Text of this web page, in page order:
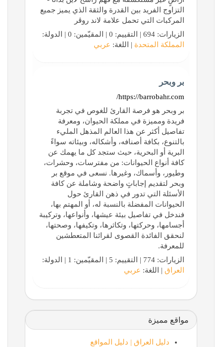
التزاوج الفريد بين القدرة والثقة الذي يميز جميع
المركبات التي تحمل علامة لاند روڤر
الزيارات: 694 | التقييم: 0 | المقيّمين: 0 | الدولة:
المملكة المتحدة | اللغة: عربي
بر وبحر
https://barrobahr.com/
بر وبحر هو فرصة القارئ للغوص في تجربة
فريدة ومميزة في مملكة الحيوان، ومعرفة
تفاصيل أكثر عن هذا العالم المذهل المليء
بالتنوع، بكافة أصنافه، وأشكاله، وبيئاته سواءً
البرية أو البحرية، حيث ستجد كل ما يهمك عن
كافة أنواع الحيوانات: من مفترسات، وحشرات،
وطيور، وأسماك، وغيرها. نسعى في موقع بر
وبحر لتقديم إجاباتٍ واضحة وشاملة عن كافة
الأسئلة التي تدور في ذهن القارئ حول
الحيوانات المفضلة بالنسبة له، أو المهتم بها،
فندخل في تفاصيل بيئة عيشها، وأنواعها، وتركيبة
أجسامها، وحركتها، وتكاثرها، وتكيفها، وصحتها،
لنحقق الفائدة القصوى لقرائنا المتعطشين
للمعرفة.
الزيارات: 774 | التقييم: 5 | المقيّمين: 1 | الدولة:
العراق | اللغة: عربي
مواقع مميزة
دليل العراق | دليل المواقع